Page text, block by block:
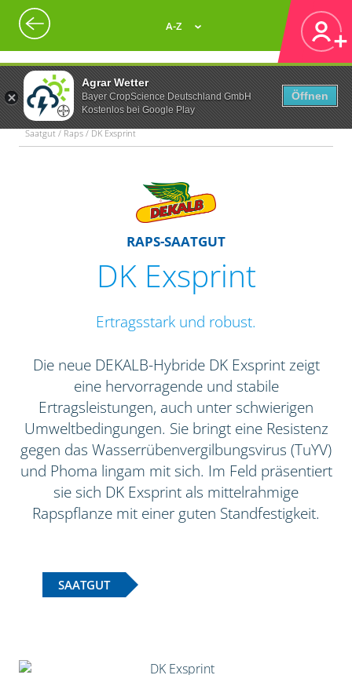
Agrar Wetter
Bayer CropScience Deutschland GmbH
Kostenlos bei Google Play
Öffnen
A-Z
Saatgut / Raps / DK Exsprint
RAPS-SAATGUT
DK Exsprint
Ertragsstark und robust.
Die neue DEKALB-Hybride DK Exsprint zeigt
eine hervorragende und stabile
Ertragsleistungen, auch unter schwierigen
Umweltbedingungen. Sie bringt eine Resistenz
gegen das Wasserrübenvergilbungsvirus (TuYV)
und Phoma lingam mit sich. Im Feld präsentiert
sie sich DK Exsprint als mittelrahmige
Rapspflanze mit einer guten Standfestigkeit.
SAATGUT